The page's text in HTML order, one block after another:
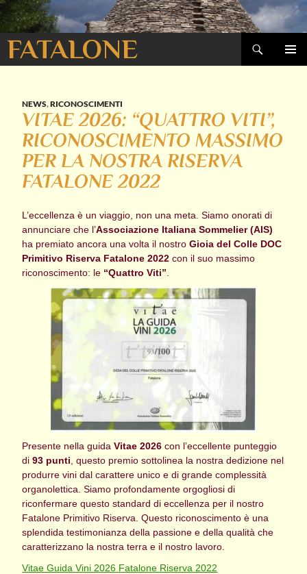
FATALONE
Cerca
VAI
NEWS,RICONOSCIMENTI
VITAE 2026: “QUATTRO VITI”,
RICONOSCIMENTO MASSIMO
PER LA NOSTRA RISERVA
FATALONE 2022
L’eccellenza è un viaggio, non una meta. Siamo onorati di
annunciare che l’Associazione Italiana Sommelier (AIS)
ha premiato ancora una volta il nostroGioia del Colle DOC
Primitivo Riserva Fatalone 2022 con il suo massimo
riconoscimento: le “Quattro Viti”
Presente nella guidaVitae 2026 con l’eccellente punteggio
di93 punti , questo premio sottolinea la nostra dedizione nel
produrre vini dal carattere unico e di grande complessità
organolettica. Siamo profondamente orgogliosi di
riconfermare questo standard di eccellenza per il nostro
Fatalone Primitivo Riserva. Questo riconoscimento è una
splendida testimonianza della passione e della qualità che
caratterizzano la nostra terra e il nostro lavoro.
Vitae Guida Vini 2026 Fatalone Riserva 2022